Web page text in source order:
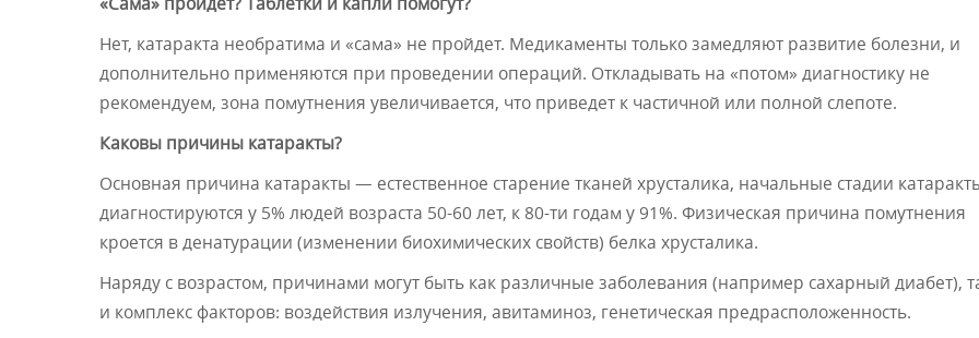
Нет, катаракта необратима и «сама» не пройдет. Медикаменты только замедляют развитие болезни, и
дополнительно применяются при проведении операций. Откладывать на «потом» диагностику не
рекомендуем, зона помутнения увеличивается, что приведет к частичной или полной слепоте.
Каковы причины катаракты?
Основная причина катаракты — естественное старение тканей хрусталика, начальные стадии
диагностируются у 5% людей возраста 50-60 лет, к 80-ти годам у 91%. Физическая причина помутнения
кроется в денатурации (изменении биохимических свойств) белка хрусталика.
Наряду с возрастом, причинами могут быть как различные заболевания (например сахарный диабет),
и комплекс факторов: воздействия излучения, авитаминоз, генетическая предрасположенность.